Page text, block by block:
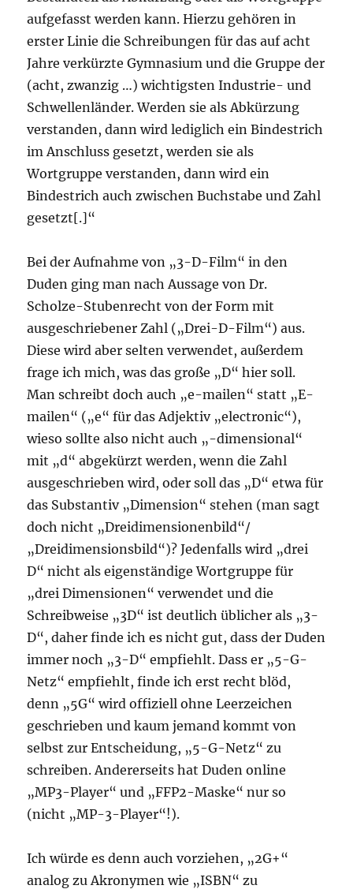
aufgefasst werden kann. Hierzu gehören in
erster Linie die Schreibungen für das auf acht
Jahre verkürzte Gymnasium und die Gruppe der
(acht, zwanzig …) wichtigsten Industrie- und
Schwellenländer. Werden sie als Abkürzung
verstanden, dann wird lediglich ein Bindestrich
im Anschluss gesetzt, werden sie als
Wortgruppe verstanden, dann wird ein
Bindestrich auch zwischen Buchstabe und Zahl
gesetzt[.]“
Bei der Aufnahme von „3-D-Film“ in den
Duden ging man nach Aussage von Dr.
Scholze-Stubenrecht von der Form mit
ausgeschriebener Zahl („Drei-D-Film“) aus.
Diese wird aber selten verwendet, außerdem
frage ich mich, was das große „D“ hier soll.
Man schreibt doch auch „e-mailen“ statt „E-
mailen“ („e“ für das Adjektiv „electronic“),
wieso sollte also nicht auch „-dimensional“
mit „d“ abgekürzt werden, wenn die Zahl
ausgeschrieben wird, oder soll das „D“ etwa für
das Substantiv „Dimension“ stehen (man sagt
doch nicht „Dreidimensionenbild“/
„Dreidimensionsbild“)? Jedenfalls wird „drei
D“ nicht als eigenständige Wortgruppe für
„drei Dimensionen“ verwendet und die
Schreibweise „3D“ ist deutlich üblicher als „3-
D“, daher finde ich es nicht gut, dass der Duden
immer noch „3-D“ empfiehlt. Dass er „5-G-
Netz“ empfiehlt, finde ich erst recht blöd,
denn „5G“ wird offiziell ohne Leerzeichen
geschrieben und kaum jemand kommt von
selbst zur Entscheidung, „5-G-Netz“ zu
schreiben. Andererseits hat Duden online
„MP3-Player“ und „FFP2-Maske“ nur so
(nicht „MP-3-Player“!).
Ich würde es denn auch vorziehen, „2G+“
analog zu Akronymen wie „ISBN“ zu